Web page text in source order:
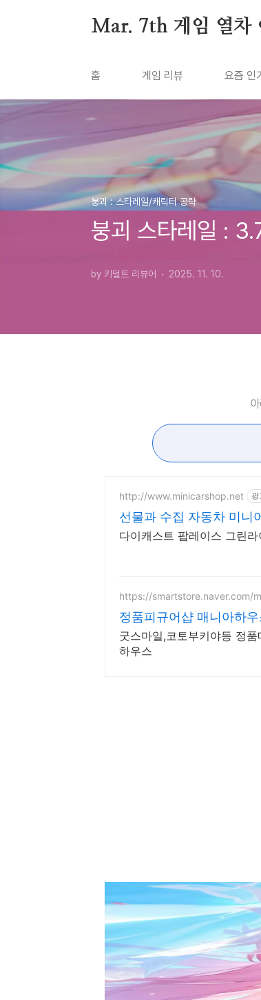
Mar. 7th 게임 열차
홈 게임 리뷰 요즘 인
붕괴 : 스타레일/캐릭터 공략
붕괴 스타레일 :
by 키덜트 리뷰어 2025. 11. 10.
http://www.minicarshop.net 광
선물과 수집 자동차 미니
다이캐스트 팝레이스 그린
https://smartstore.naver.com/
정품피규어샵 매니아하우
굿스마일,코토부키야등 정
하우스